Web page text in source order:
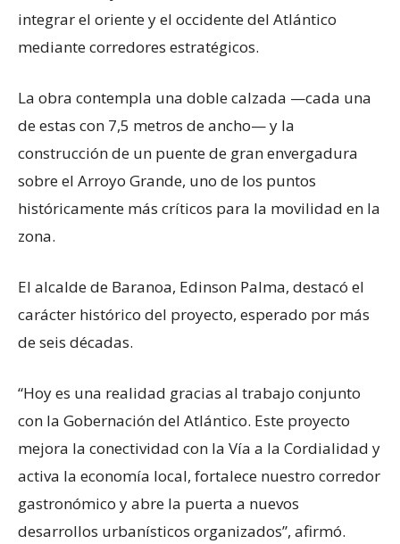
integrar el oriente y el occidente del Atlántico
mediante corredores estratégicos.
La obra contempla una doble calzada —cada una
de estas con 7,5 metros de ancho— y la
construcción de un puente de gran envergadura
sobre el Arroyo Grande, uno de los puntos
históricamente más críticos para la movilidad en la
zona.
El alcalde de Baranoa, Edinson Palma, destacó el
carácter histórico del proyecto, esperado por más
de seis décadas.
“Hoy es una realidad gracias al trabajo conjunto
con la Gobernación del Atlántico. Este proyecto
mejora la conectividad con la Vía a la Cordialidad y
activa la economía local, fortalece nuestro corredor
gastronómico y abre la puerta a nuevos
desarrollos urbanísticos organizados”, afirmó.